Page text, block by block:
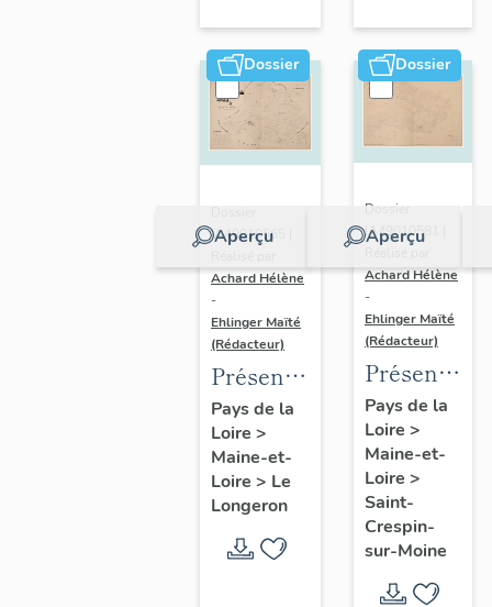
Dossier
Aperçu
IA49010565 |
Achard Hélène
-
Ehlinger Maïté
(Rédacteur)
Présentation
du
patrimoine
industriel
de la
commune
du
Pays de la
Loire >
Maine-et-
Loire > Le
Longeron
Dossier
Aperçu
Dossier
IA49010581 |
Achard Hélène
-
Ehlinger Maïté
(Rédacteur)
du
patrimoine
industriel
de la
commune
de Saint-
Crespin-
Pays de la
Loire >
Maine-et-
Loire >
Saint-
Crespin-
sur-Moine